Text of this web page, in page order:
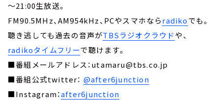
～21:00生放送。
FM90.5MHz、AM954kHz、PCやスマホならradikoでも。
聴き逃しても過去の音声がTBSラジオクラウドや、
radikoタイムフリーで聴けます。
■番組メールアドレス：utamaru@tbs.co.jp
■番組公式twitter： @after6junction
■Instagram：after6junction